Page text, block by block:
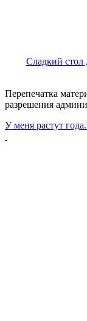
Сладкий стол
Перепечатка
разрешения
У меня растут